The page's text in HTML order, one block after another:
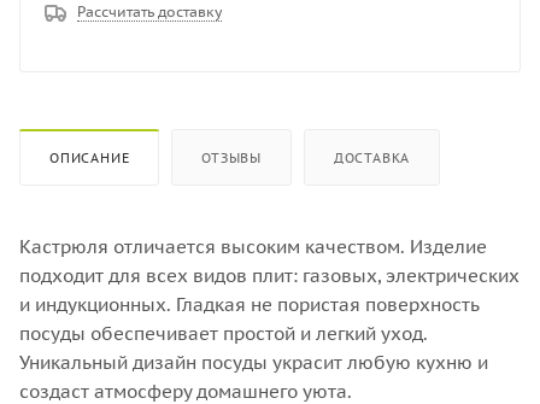
Рассчитать доставку
ОПИСАНИЕ ОТЗЫВЫ ДОСТАВКА
Кастрюля отличается высоким качеством. Изделие
подходит для всех видов плит: газовых, электрических
и индукционных. Гладкая не пористая поверхность
посуды обеспечивает простой и легкий уход.
Уникальный дизайн посуды украсит любую кухню и
создаст атмосферу домашнего уюта.